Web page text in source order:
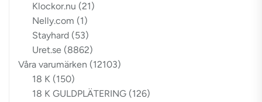
Klockor.nu (21)
Nelly.com (1)
Stayhard (53)
Uret.se (8862)
Våra varumärken (12103)
18 K (150)
18 K GULDPLÄTERING (126)